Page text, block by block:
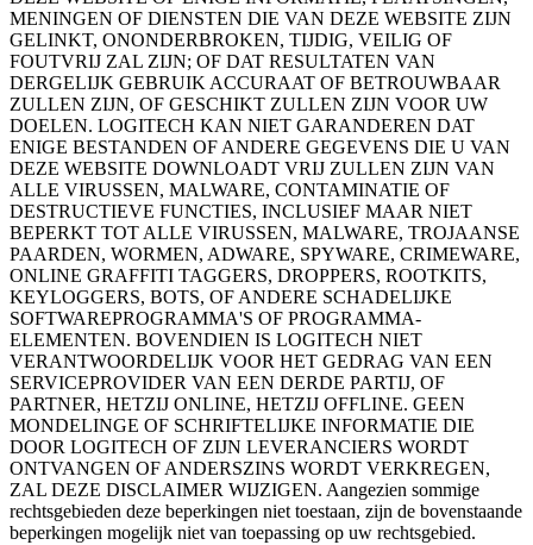
MENINGEN OF DIENSTEN DIE VAN DEZE WEBSITE ZIJN
GELINKT, ONONDERBROKEN, TIJDIG, VEILIG OF
FOUTVRIJ ZAL ZIJN; OF DAT RESULTATEN VAN
DERGELIJK GEBRUIK ACCURAAT OF BETROUWBAAR
ZULLEN ZIJN, OF GESCHIKT ZULLEN ZIJN VOOR UW
DOELEN. LOGITECH KAN NIET GARANDEREN DAT
ENIGE BESTANDEN OF ANDERE GEGEVENS DIE U VAN
DEZE WEBSITE DOWNLOADT VRIJ ZULLEN ZIJN VAN
ALLE VIRUSSEN, MALWARE, CONTAMINATIE OF
DESTRUCTIEVE FUNCTIES, INCLUSIEF MAAR NIET
BEPERKT TOT ALLE VIRUSSEN, MALWARE, TROJAANSE
PAARDEN, WORMEN, ADWARE, SPYWARE, CRIMEWARE,
ONLINE GRAFFITI TAGGERS, DROPPERS, ROOTKITS,
KEYLOGGERS, BOTS, OF ANDERE SCHADELIJKE
SOFTWAREPROGRAMMA'S OF PROGRAMMA-
ELEMENTEN. BOVENDIEN IS LOGITECH NIET
VERANTWOORDELIJK VOOR HET GEDRAG VAN EEN
SERVICEPROVIDER VAN EEN DERDE PARTIJ, OF
PARTNER, HETZIJ ONLINE, HETZIJ OFFLINE. GEEN
MONDELINGE OF SCHRIFTELIJKE INFORMATIE DIE
DOOR LOGITECH OF ZIJN LEVERANCIERS WORDT
ONTVANGEN OF ANDERSZINS WORDT VERKREGEN,
ZAL DEZE DISCLAIMER WIJZIGEN. Aangezien sommige
rechtsgebieden deze beperkingen niet toestaan, zijn de bovenstaande
beperkingen mogelijk niet van toepassing op uw rechtsgebied.